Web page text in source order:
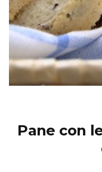
Pane con